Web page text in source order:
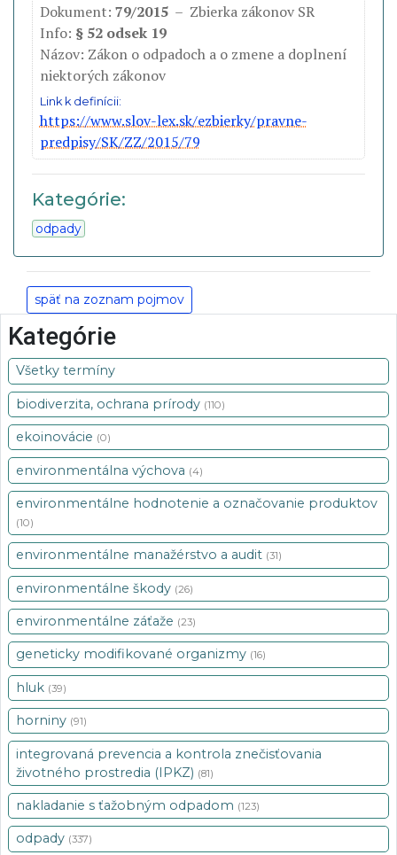
Dokument: 79/2015
– Zbierka zákonov SR
Info:
§ 52 odsek 19
Názov: Zákon o odpadoch a o zmene a doplnení
niektorých zákonov
Link k definícii:
https://www.slov-lex.sk/ezbierky/pravne-
predpisy/SK/ZZ/2015/79
Kategórie:
odpady
späť na zoznam pojmov
Kategórie
Všetky termíny
biodiverzita, ochrana prírody (110)
ekoinovácie (0)
environmentálna výchova (4)
environmentálne hodnotenie a označovanie produktov
(10)
environmentálne manažérstvo a audit (31)
environmentálne škody (26)
environmentálne záťaže (23)
geneticky modifikované organizmy (16)
hluk (39)
horniny (91)
integrovaná prevencia a kontrola znečisťovania
životného prostredia (IPKZ) (81)
nakladanie s ťažobným odpadom (123)
odpady (337)